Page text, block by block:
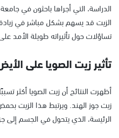
الدراسة، التي أجراها باحثون في
الزيت قد يسهم بشكل مباشر في
تساؤلات حول تأثيراته طويلة الأمد
تأثير زيت الصويا على
أظهرت النتائج أن زيت الصويا أكثر
زيت جوز الهند. ويرتبط هذا الزيت
الرئيسة، الذي يتحول في الجسم إلى